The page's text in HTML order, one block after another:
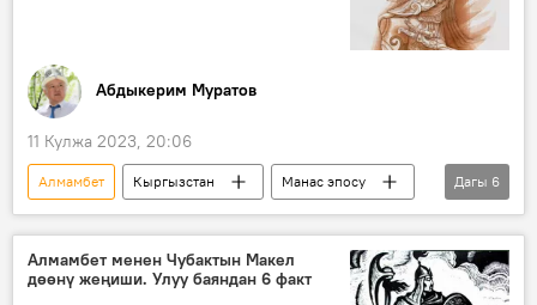
Абдыкерим Муратов
11 Кулжа 2023, 20:06
Алмамбет Кыргызстан
Манас эпосу
Сыргак
Чубак
чабышуу
чалгын
факты
Дагы 6
Алмамбет менен Чубактын Макел
дөөнү жеңиши. Улуу баяндан 6 факт